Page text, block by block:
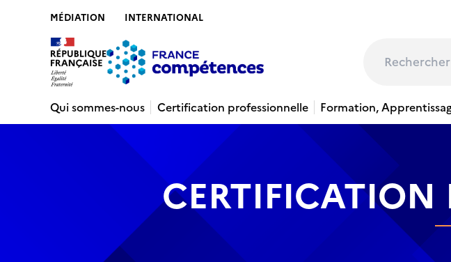
MÉDIATION INTERNATIONAL
Qui sommes-nous
Certification professionnelle Formation,
CERTIFICATION